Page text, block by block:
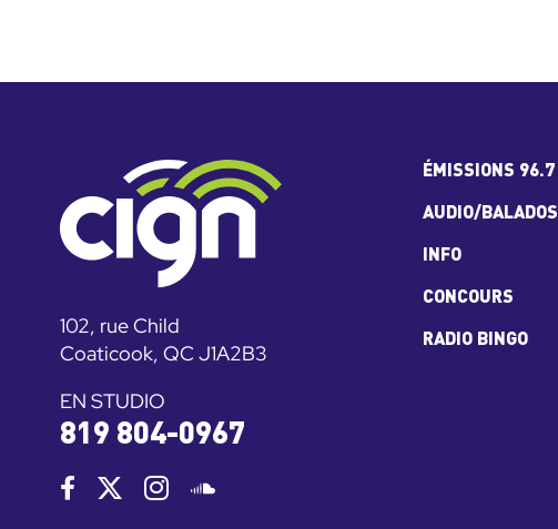
102, rue Child
Coaticook, QC J1A2B3
EN STUDIO
819 804-0967
ÉMISSIONS 96.7
AUDIO/BALADOS
INFO
CONCOURS
RADIO BINGO